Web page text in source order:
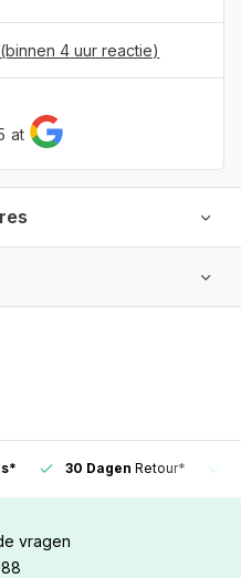
(binnen 4 uur reactie)
at
30 Dagen Retour*
vragen